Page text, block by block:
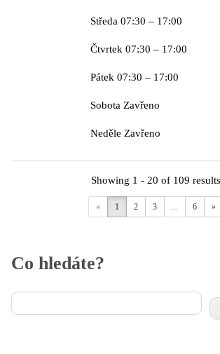
Středa 07:30 – 17:00
Čtvrtek 07:30 – 17:00
Pátek 07:30 – 17:00
Sobota Zavřeno
Neděle Zavřeno
Showing 1 - 20 of 109 results
« 1 2 3 6 »
Co hledáte?